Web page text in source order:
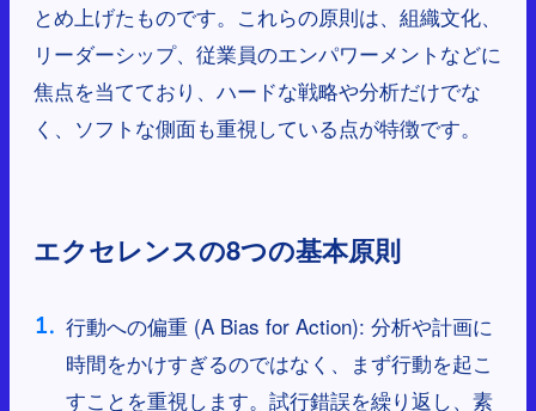
とめ上げたものです。これらの原則は、組織文化、
リーダーシップ、従業員のエンパワーメントなどに
焦点を当てており、ハードな戦略や分析だけでな
く、ソフトな側面も重視している点が特徴です。
エクセレンスの8つの基本原則
行動への偏重 (A Bias for Action): 分析や計画に
時間をかけすぎるのではなく、まず行動を起こ
すことを重視します。試行錯誤を繰り返し、素